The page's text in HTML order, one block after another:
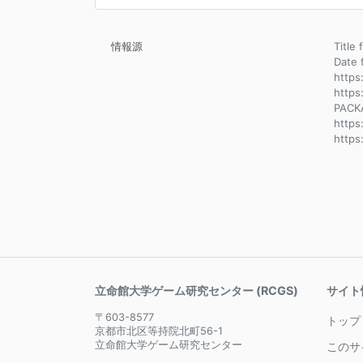
情報源
Title
Date
立命館大学ゲーム研究センター (RCGS)
〒603-8577
京都市北区等持院北町56-1
立命館大学ゲーム研究センター
サイト
トップ
この